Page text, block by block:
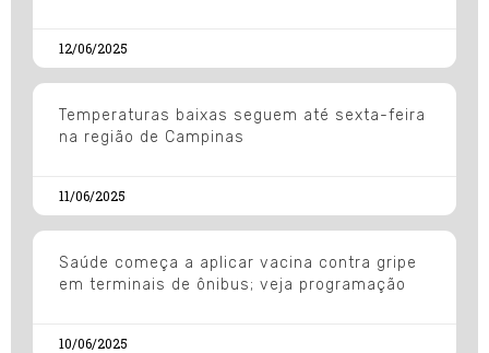
12/06/2025
Temperaturas baixas seguem até sexta-feira
na região de Campinas
11/06/2025
Saúde começa a aplicar vacina contra gripe
em terminais de ônibus; veja programação
10/06/2025